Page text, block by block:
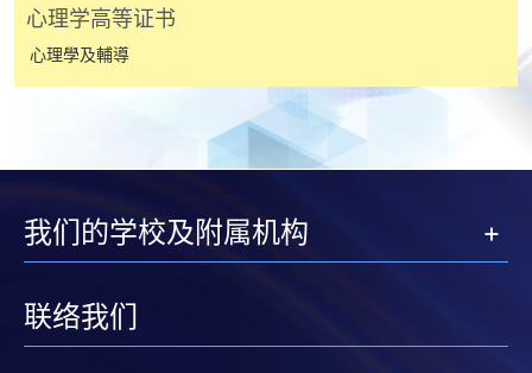
December & 20 December 2026 (9:00a.m. - 6:00p.m.)
69小時（單元1）和32小時（單元2）
港島東分校
金鐘教學中心
或支付寶(Alipay)
申請人可親臨學院任何一所報名中心，以現金、「易
辦事」、微信支付（WeChat Pay）或支付寶
學專業進修學院」。支票背面請寫上課程名稱及申請
人姓名。 閣下可：
心理学高等证书
心理學及輔導
我们的学校及附属机构
联络我们